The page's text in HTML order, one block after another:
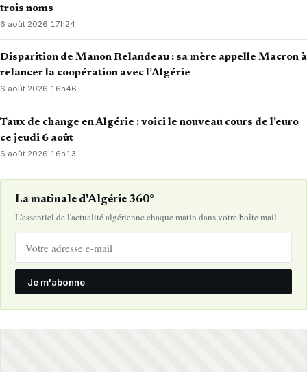
trois noms
6 août 2026· 17h24
Disparition de Manon Relandeau : sa mère appelle Macron à
relancer la coopération avec l’Algérie
6 août 2026·16h46
Taux de change en Algérie : voici le nouveau cours de l’euro
ce jeudi 6 août
6 août 2026· 16h13
La matinale d'Algérie 360°
L'essentiel de l'actualité algérienne chaque matin dans votre boîte mail.
Je m'abonne